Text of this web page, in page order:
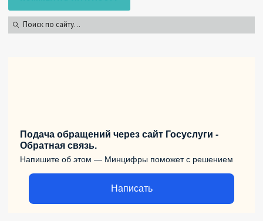
Подача обращений через сайт Госуслуги -
Обратная связь.
Напишите об этом — Минцифры поможет с решением
Написать